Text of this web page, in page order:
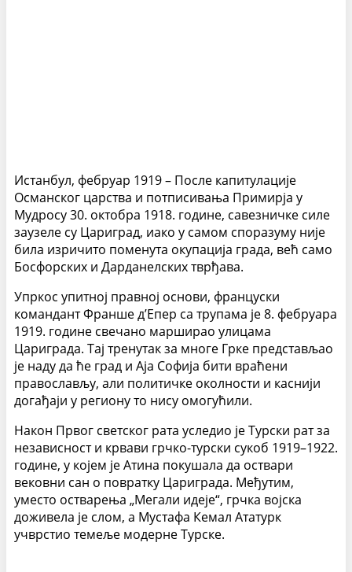
Истанбул, фебруар 1919 – После капитулације
Османског царства и потписивања Примирја у
Мудросу 30. октобра 1918. године, савезничке силе
заузеле су Цариград, иако у самом споразуму није
била изричито поменута окупација града, већ само
Босфорских и Дарданелских тврђава.
Упркос упитној правној основи, француски
командант Франше д’Епер са трупама је 8. фебруара
1919. године свечано марширао улицама
Цариграда. Тај тренутак за многе Грке представљао
је наду да ће град и Аја Софија бити враћени
православљу, али политичке околности и каснији
догађаји у региону то нису омогућили.
Након Првог светског рата уследио је Турски рат за
независност и крвави грчко-турски сукоб 1919–1922.
године, у којем је Атина покушала да оствари
вековни сан о повратку Цариграда. Међутим,
уместо остварења „Мегали идеје“, грчка војска
доживела је слом, а Мустафа Кемал Ататурк
учврстио темеље модерне Турске.